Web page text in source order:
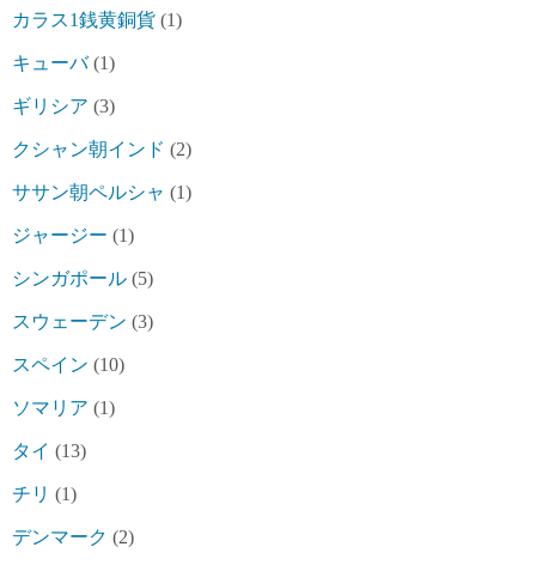
カラス1銭黄銅貨 (1)
キューバ(1)
ギリシア (3)
クシャン朝インド (2)
ササン朝ペルシャ (1)
ジャージー (1)
シンガポール (5)
スウェーデン (3)
スペイン (10)
ソマリア (1)
タイ (13)
チリ (1)
デンマーク (2)